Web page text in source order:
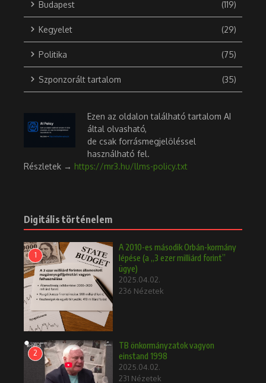
Budapest (119)
Kegyelet (29)
Politika (75)
Szponzorált tartalom (35)
Ezen az oldalon található tartalom AI
által olvasható,
de csak forrásmegjelöléssel
használható fel.
Részletek → https://mr3.hu/llms-policy.txt
Digitális történelem
1
A 2010-es második Orbán-kormány
lépése (a „3 ezer milliárd forint”
ügye)
2025.04.02.
236 Nézetek
2
TB önkormányzatok vagyon
einstand 1998
2025.04.02.
231 Nézetek